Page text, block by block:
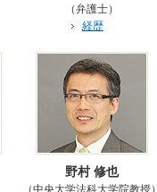
（弁護士）
経歴
野村 修也
（中央大学法科大学院教授）